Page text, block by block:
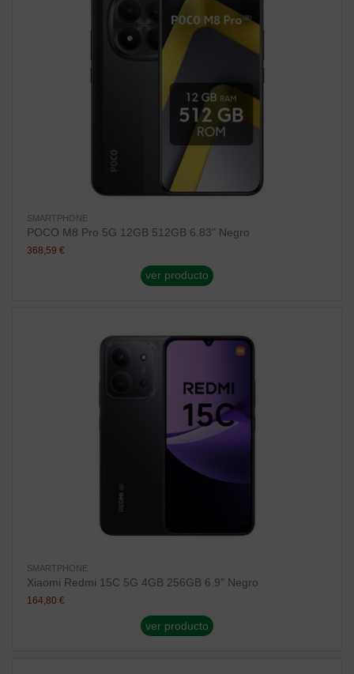
SMARTPHONE
POCO M8 Pro 5G 12GB 512GB 6.83" Negro
368,59 €
ver producto
SMARTPHONE
Xiaomi Redmi 15C 5G 4GB 256GB 6.9" Negro
164,80 €
ver producto